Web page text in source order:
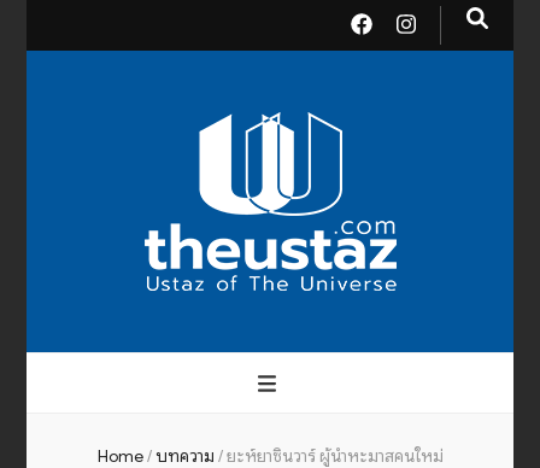
Home/บทความ /ยะห์ยาซินวาร์ ผู้นำหะมาสคนใหม่